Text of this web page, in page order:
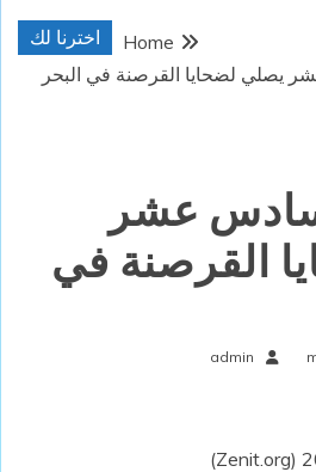
اخترنا لك
Home
يصلي لضحايا القرصنة في البحر
عشر
القرصنة في
admin